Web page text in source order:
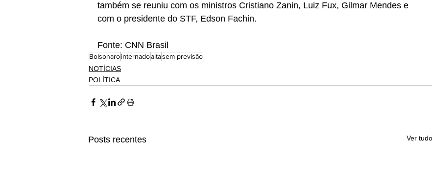
também se reuniu com os ministros Cristiano Zanin, Luiz Fux, Gilmar Mendes e
com o presidente do STF, Edson Fachin.
Fonte: CNN Brasil
Bolsonarointernadoaltasem previsão
NOTÍCIAS
POLÍTICA
Posts recentes Ver tudo